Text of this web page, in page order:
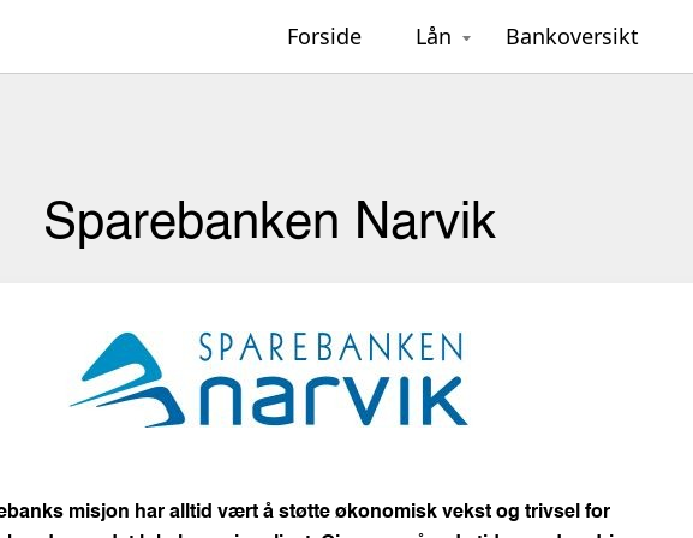
Forside Lån Bankoversikt
Sparebanken Narvik
misjon har alltid vært å støtte økonomisk vekst og trivsel for